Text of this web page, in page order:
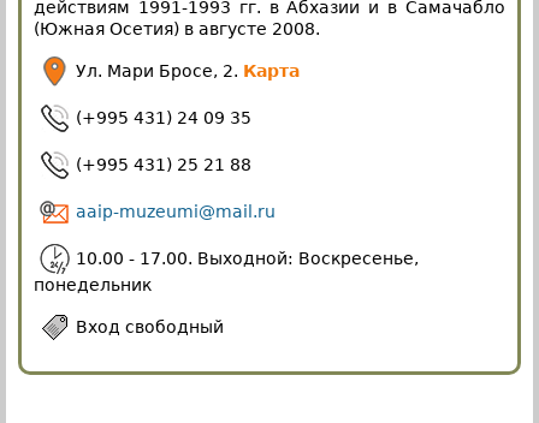
действиям 1991-1993 гг. в Абхазии и в Самачабло
(Южная Осетия) в августе 2008.
Ул. Мари Бросе, 2. Карта
(+995 431) 24 09 35
(+995 431) 25 21 88
aaip-muzeumi@mail.ru
10.00 - 17.00. Выходной: Воскресенье,
понедельник
Вход свободный